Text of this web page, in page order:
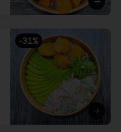
-31%